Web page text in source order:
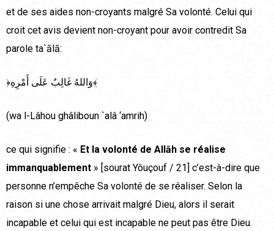
et de ses aides non-croyants malgré Sa volonté. Celui qui
croit cet avis devient non-croyant pour avoir contredit Sa
parole ta`ālā:
﴿وَاللهُ غَالِبٌ عَلَى أَمْرِهِ﴾
(wa l-Lâhou ghâliboun `alâ ‘amrih)
ce qui signifie : « Et la volonté de Allāh se réalise
immanquablement » [sourat Yôuçouf / 21] c’est-à-dire que
personne n’empêche Sa volonté de se réaliser. Selon la
raison si une chose arrivait malgré Dieu, alors il serait
incapable et celui qui est incapable ne peut pas être Dieu.